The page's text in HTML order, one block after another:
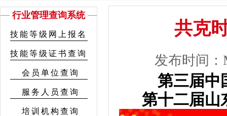
行业管理查询系统
技能等级网上报名
技能等级证书查询
会员单位查询
服务人员查询
培训机构查询
共克
发布时间：
第三届中
第十二届山